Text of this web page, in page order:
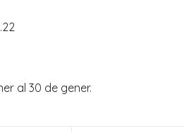
al 30 de gener.